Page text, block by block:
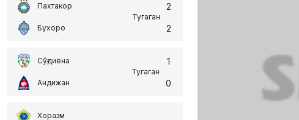
Пахтакор
Бухоро
Тугаган
2
2
Сўғдиёна
Андижан
Тугаган
1
0
Хоразм